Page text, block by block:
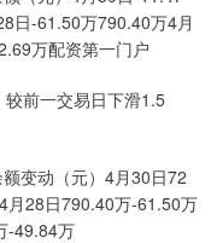
日-61.50万790.40万4月
万配资第一门户
前一交易日下滑1.5
变动（元）4月30日72
28日790.40万-61.50万
-49.84万